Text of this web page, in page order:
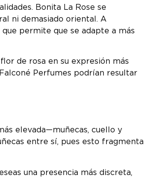
Bonita La Rose se
ni demasiado oriental. A
permite que se adapte a más
de rosa en su expresión más
Perfumes podrían resultar
elevada—muñecas, cuello y
entre sí, pues esto fragmenta
una presencia más discreta,